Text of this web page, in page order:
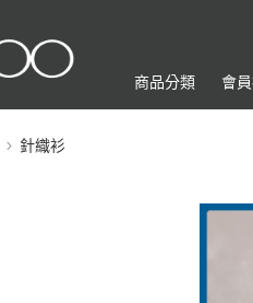
商品分類 會
針織衫